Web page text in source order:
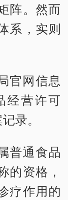
阵。然而
系，实则
官网信息
经营许可
录。
普通食品
的资格，
疗作用的